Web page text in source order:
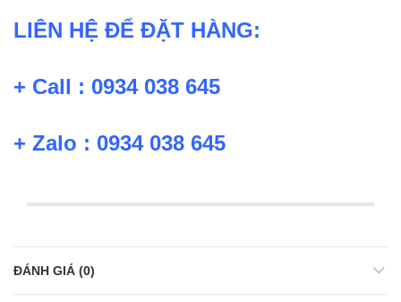
LIÊN HỆ ĐỂ ĐẶT HÀNG:
+ Call : 0934 038 645
+ Zalo : 0934 038 645
ĐÁNH GIÁ (0)